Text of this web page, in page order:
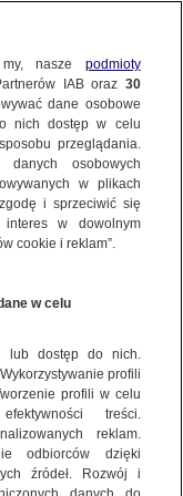
Kilka
zginęła
Frankcom
kraju Anthony
WCK
nasze podmioty
IAB oraz 30
dane osobowe
nich dostęp w celu
przeglądania.
osobowych
w plikach
i sprzeciwić się
w dowolnym
cookie i reklam”.
w celu
lub dostęp do nich.
profili
profili w celu
treści.
reklam.
odbiorców dzięki
źródeł. Rozwój i